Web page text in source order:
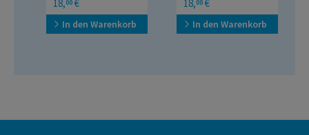
VStG - VVG - E-GovG
18,00 €
In den Warenkorb
Schriftsatzmuster –
Beispiele
18,00 €
In den Warenkorb